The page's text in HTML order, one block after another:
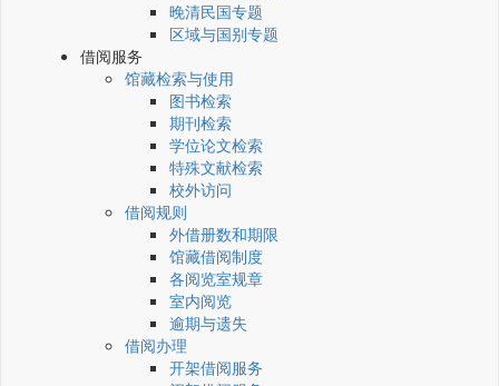
晚清民国专题
区域与国别专题
借阅服务
馆藏检索与使用
图书检索
期刊检索
学位论文检索
特殊文献检索
校外访问
借阅规则
外借册数和期限
馆藏借阅制度
各阅览室规章
室内阅览
逾期与遗失
借阅办理
开架借阅服务